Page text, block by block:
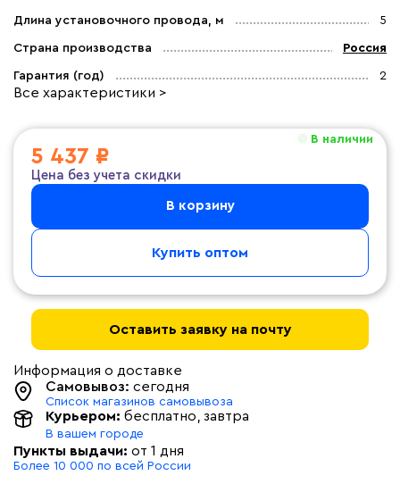
Длина установочного провода, м 5
Страна производства Россия
Гарантия (год) 2
Все характеристики >
В наличии
5 437 ₽
Цена без учета скидки
В корзину
Купить оптом
Оставить заявку на почту
Информация о доставке
Самовывоз: сегодня
Список магазинов самовывоза
Курьером: бесплатно , завтра
В вашем городе
Пункты выдачи: от 1 дня
Более 10 000 по всей России